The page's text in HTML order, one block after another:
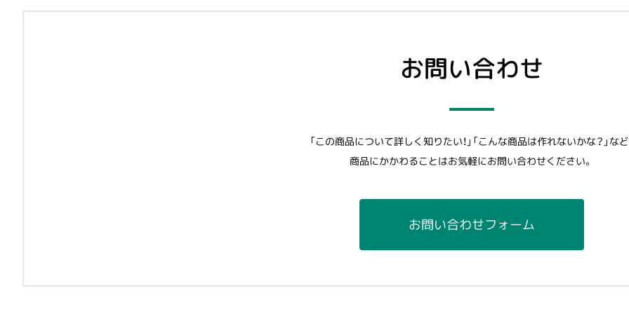
お問い合わせ
「この商品について詳しく知りたい！」「こんな商品は作れないかな？」など
商品にかかわることはお気軽にお問い合わせください。
お問い合わせフォーム